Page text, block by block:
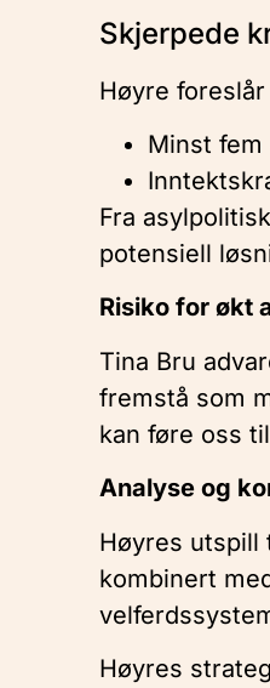
Skjerpede
Høyre
Minst fem
Fra
potensiell
Risiko for økt
Tina Bru
fremstå som
kan føre oss
Analyse og
Høyres utspill
kombinert
Høyres